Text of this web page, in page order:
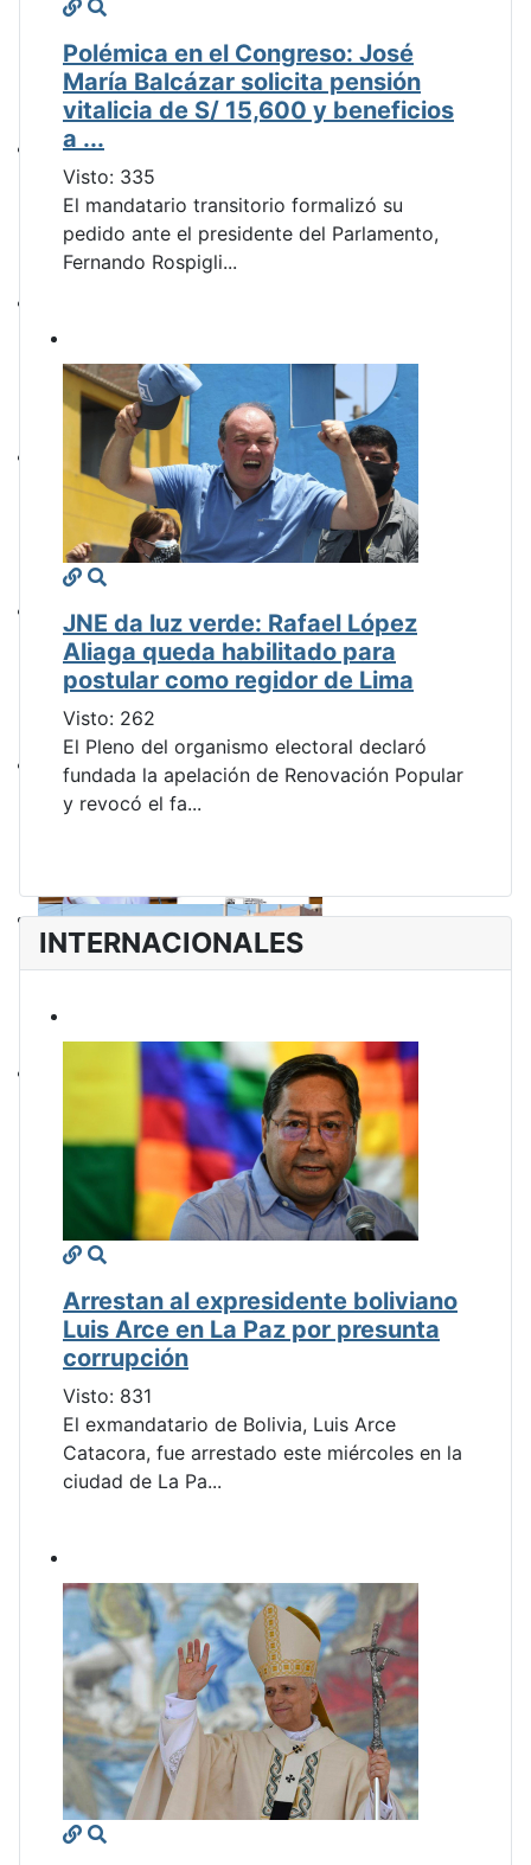
Polémica en el Congreso: José
María Balcázar solicita pensión
vitalicia de S/ 15,600 y beneficios
a ...
Visto: 335
El mandatario transitorio formalizó su
pedido ante el presidente del Parlamento,
Fernando Rospigli...
JNE da luz verde: Rafael López
Aliaga queda habilitado para
postular como regidor de Lima
Visto: 262
El Pleno del organismo electoral declaró
fundada la apelación de Renovación Popular
y revocó el fa...
INTERNACIONALES
Arrestan al expresidente boliviano
Luis Arce en La Paz por presunta
corrupción
Visto: 831
El exmandatario de Bolivia, Luis Arce
Catacora, fue arrestado este miércoles en la
ciudad de La Pa...